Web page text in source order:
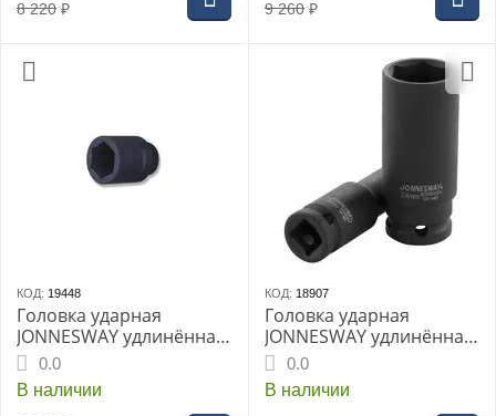
8 220 ₽ 9 260 ₽
КОД: 19448
Головка ударная
JONNESWAY удлинённая
1" 70мм (S03AD8170)
0.0
В наличии
КОД: 18907
Головка ударная
JONNESWAY удлинённая
1/2" 19мм (S03AD4119)
0.0
В наличии